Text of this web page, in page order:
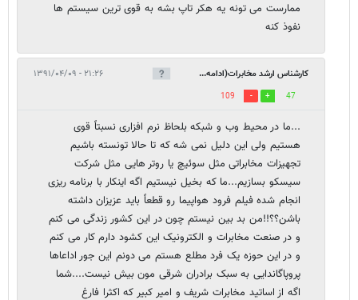
ممارست می تونه یه هکر تاپ بشه به قوی ترین سیستم ها
نفوذ کنه
کارشناس ارشد مخابرات(ادامه... ۲۱:۲۶ - ۱۳۹۱/۰۴/۰۹
47
109
...ما در محیط وب و شبکه بلحاظ نرم افزاری نسبتاً قوی
هستیم ولی این دلیل نمی شه که تا حالا تونسته باشیم
تجهیزات مخابراتی مثل سوئیچ یا روتر هایی مثل شرکت
سیسکو بسازیم...ما که بخیل نیستیم اگه اینکار با برنامه ریزی
انجام شده فیلم فرود هواپیما رو قطعاً باید عزیزان داشته
باشن؟؟!!من بد بین نیستم چون در این کشور زندگی می کنم
و در صنعت مخابرات و الکترونیک این کشود دارم کار می کنم
و در این حوزه یک فرد مطلع هستم می دونم این جور اداعاها
پروپاگاندایی به سبک برادران شرقی مون بیش نیست....شما
اگه از اساتید مخابرات شریف و امیر کبیر که اکثرا فارغ